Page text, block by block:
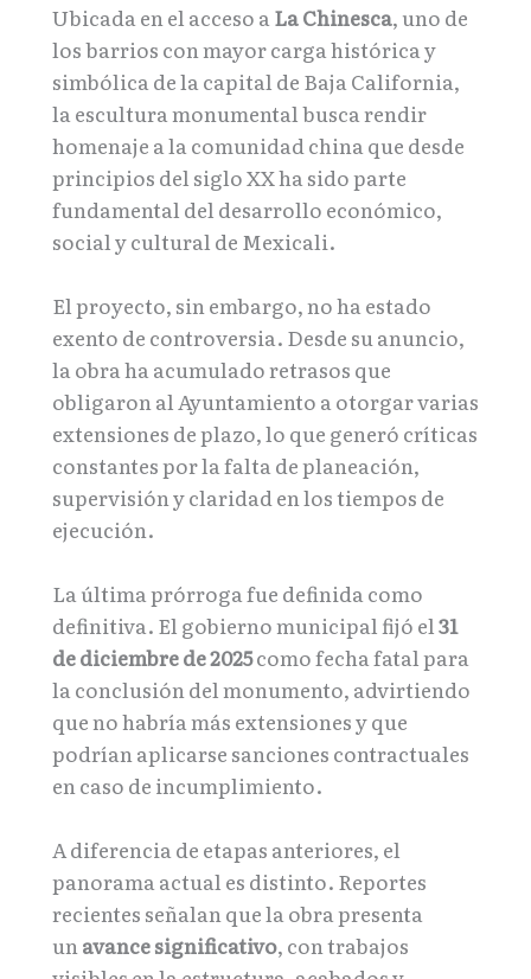
Ubicada en el acceso a La Chinesca, uno de
los barrios con mayor carga histórica y
simbólica de la capital de Baja California,
la escultura monumental busca rendir
homenaje a la comunidad china que desde
principios del siglo XX ha sido parte
fundamental del desarrollo económico,
social y cultural de Mexicali.
El proyecto, sin embargo, no ha estado
exento de controversia. Desde su anuncio,
la obra ha acumulado retrasos que
obligaron al Ayuntamiento a otorgar varias
extensiones de plazo, lo que generó críticas
constantes por la falta de planeación,
supervisión y claridad en los tiempos de
ejecución.
La última prórroga fue definida como
definitiva. El gobierno municipal fijó el31
de diciembre de 2025como fecha fatal para
la conclusión del monumento, advirtiendo
que no habría más extensiones y que
podrían aplicarse sanciones contractuales
en caso de incumplimiento.
A diferencia de etapas anteriores, el
panorama actual es distinto. Reportes
recientes señalan que la obra presenta
unavance significativo, con trabajos